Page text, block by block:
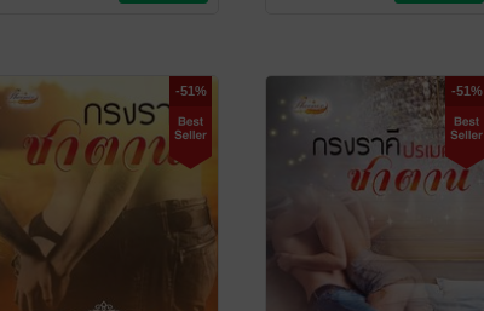
-51% -51%